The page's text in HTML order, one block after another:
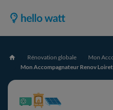
Accueil Rénovation globale Mon
Mon Accompagnateur Renov Loiret